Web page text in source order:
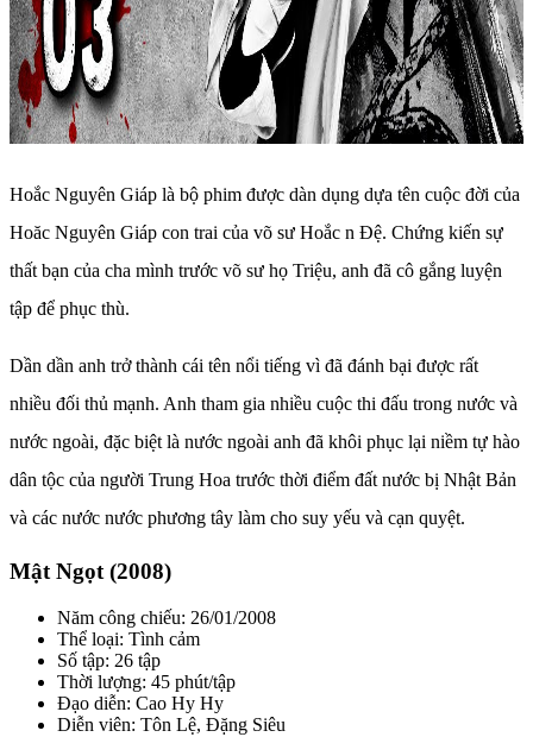
Hoắc Nguyên Giáp là bộ phim được dàn dụng dựa tên cuộc đời của
Hoăc Nguyên Giáp con trai của võ sư Hoắc n Đệ. Chứng kiến sự
thất bạn của cha mình trước võ sư họ Triệu, anh đã cô gắng luyện
tập để phục thù.
Dần dần anh trở thành cái tên nổi tiếng vì đã đánh bại được rất
nhiều đối thủ mạnh. Anh tham gia nhiều cuộc thi đấu trong nước và
nước ngoài, đặc biệt là nước ngoài anh đã khôi phục lại niềm tự hào
dân tộc của người Trung Hoa trước thời điểm đất nước bị Nhật Bản
và các nước nước phương tây làm cho suy yếu và cạn quyệt.
Mật Ngọt (2008)
Năm công chiếu: 26/01/2008
Thể loại: Tình cảm
Số tập: 26 tập
Thời lượng: 45 phút/tập
Đạo diễn: Cao Hy Hy
Diễn viên: Tôn Lệ, Đặng Siêu